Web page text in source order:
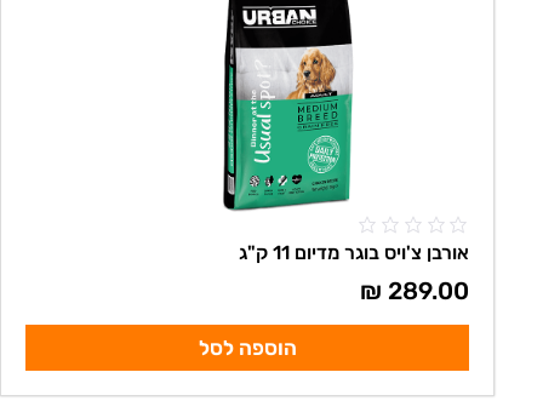
אורבן צ'ויס בוגר מדיום 11 ק"ג
289.00
₪
הוספה לסל